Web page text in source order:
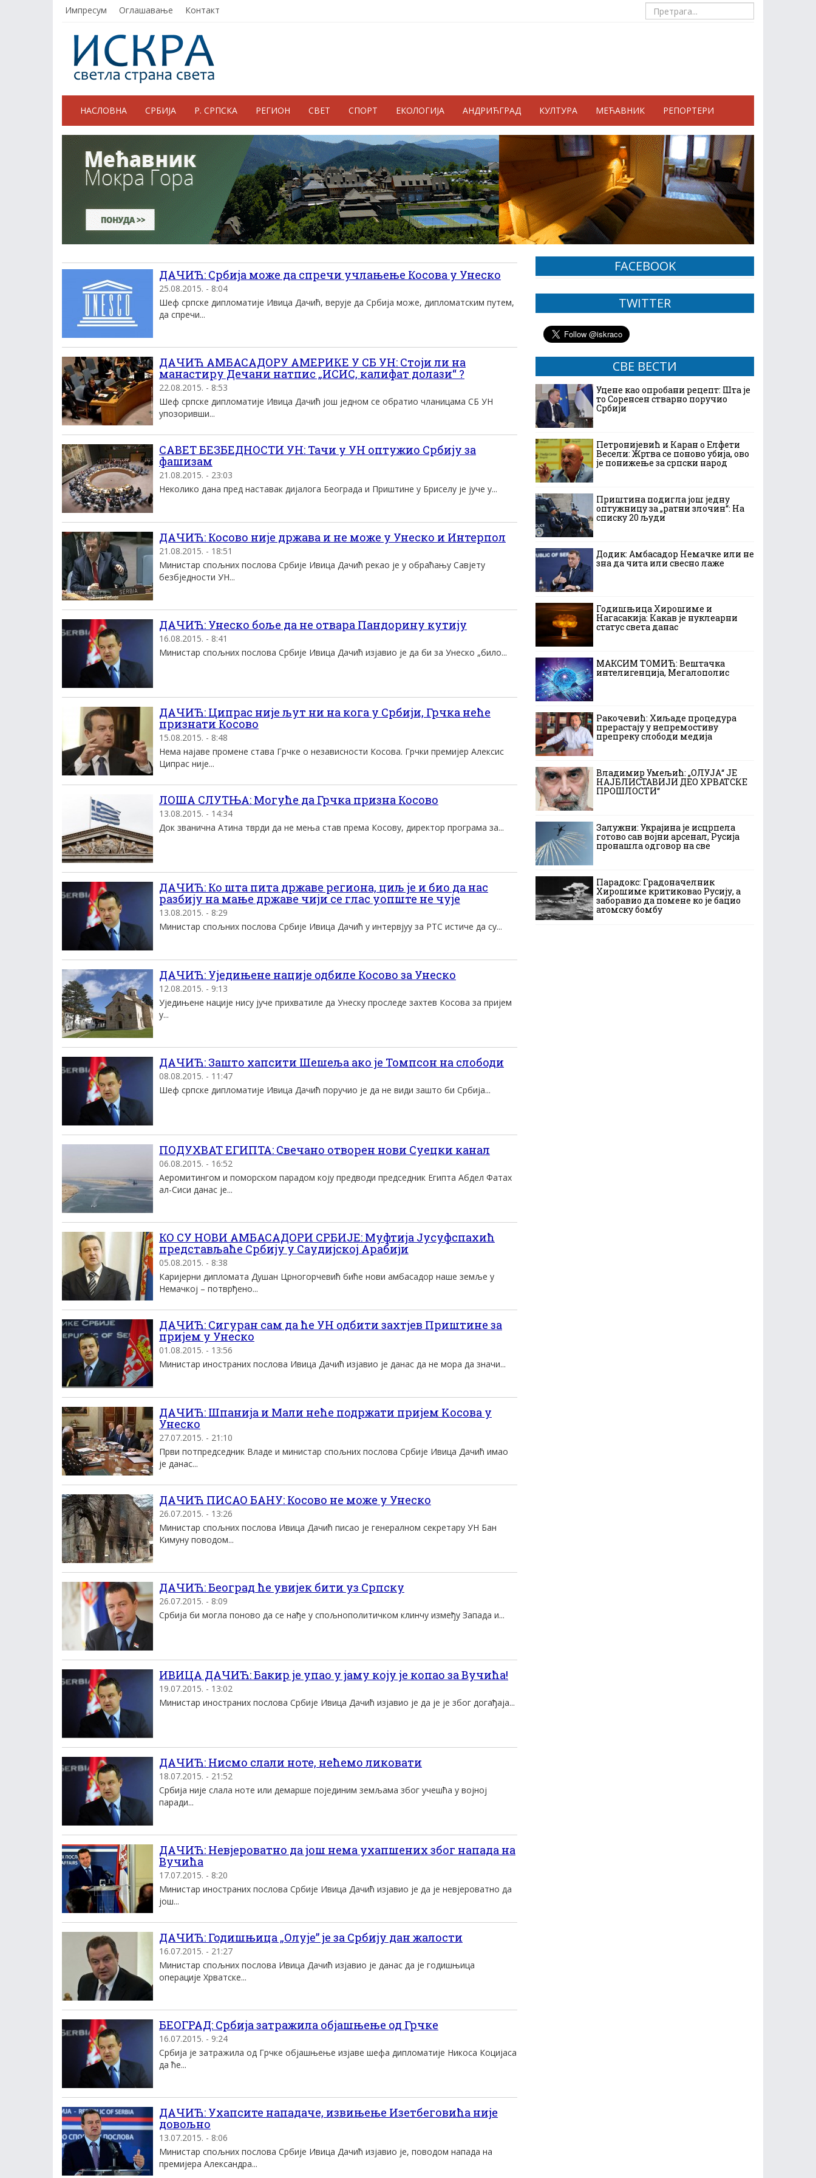
Импресум Оглашавање Контакт
НАСЛОВНА СРБИЈА Р. СРПСКА РЕГИОН СВЕТ СПОРТ ЕКОЛОГИЈА АНДРИЋГРАД КУЛТУРА МЕЋАВНИК РЕПОРТЕРИ
ДАЧИЋ: Србија може да спречи учлањење Косова у Унеско
25.08.2015. - 8:04
Шеф српске дипломатије Ивица Дачић, верује да Србија може, дипломатским путем,
да спречи...
ДАЧИЋ АМБАСАДОРУ АМЕРИКЕ У СБ УН: Стоји ли на
манастиру Дечани натпис „ИСИС, калифат долази“ ?
22.08.2015. - 8:53
Шеф српске дипломатије Ивица Дачић још једном се обратио чланицама СБ УН
упозоривши...
САВЕТ БЕЗБЕДНОСТИ УН: Тачи у УН оптужио Србију за
фашизам
21.08.2015. - 23:03
Неколико дана пред наставак дијалога Београда и Приштине у Бриселу је јуче у...
ДАЧИЋ: Косово није држава и не може у Унеско и Интерпол
21.08.2015. - 18:51
Министар спољних послова Србије Ивица Дачић рекао је у обраћању Савјету
безбједности УН...
ДАЧИЋ: Унеско боље да не отвара Пандорину кутију
16.08.2015. - 8:41
Министар спољних послова Србије Ивица Дачић изјавио је да би за Унеско „било...
ДАЧИЋ: Ципрас није љут ни на кога у Србији, Грчка неће
признати Косово
15.08.2015. - 8:48
Нема најаве промене става Грчке о независности Косова. Грчки премијер Алексис
Ципрас није...
ЛОША СЛУТЊА: Могуће да Грчка призна Косово
13.08.2015. - 14:34
Док званична Атина тврди да не мења став према Косову, директор програма за...
ДАЧИЋ: Ко шта пита државе региона, циљ је и био да нас
разбију на мање државе чији се глас уопште не чује
13.08.2015. - 8:29
Министар спољних послова Србије Ивица Дачић у интервјуу за РТС истиче да су...
ДАЧИЋ: Уједињене нације одбиле Косово за Унеско
12.08.2015. - 9:13
Уједињене нације нису јуче прихватиле да Унеску проследе захтев Косова за пријем
у...
ДАЧИЋ: Зашто хапсити Шешеља ако је Томпсон на слободи
08.08.2015. - 11:47
Шеф српске дипломатије Ивица Дачић поручио је да не види зашто би Србија...
ПОДУХВАТ ЕГИПТА: Свечано отворен нови Суецки канал
06.08.2015. - 16:52
Аеромитингом и поморском парадом коју предводи председник Египта Абдел Фатах
ал-Сиси данас је...
КО СУ НОВИ АМБАСАДОРИ СРБИЈЕ: Муфтија Јусуфспахић
представљаће Србију у Саудијској Арабији
05.08.2015. - 8:38
Каријерни дипломата Душан Црногорчевић биће нови амбасадор наше земље у
Немачкој – потврђено...
ДАЧИЋ: Сигуран сам да ће УН одбити захтјев Приштине за
пријем у Унеско
01.08.2015. - 13:56
Министар иностраних послова Ивица Дачић изјавио је данас да не мора да значи...
ДАЧИЋ: Шпаниjа и Mали неће подржати приjем Kосова у
Унеско
27.07.2015. - 21:10
Први потпредседник Владе и министар спољних послова Србиjе Ивица Дачић имао
jе данас...
ДАЧИЋ ПИСАО БАНУ: Косово не може у Унеско
26.07.2015. - 13:26
Министар спољних послова Ивица Дачић писао је генералном секретару УН Бан
Кимуну поводом...
ДАЧИЋ: Београд ће увијек бити уз Српску
26.07.2015. - 8:09
Србија би могла поново да се нађе у спољнополитичком клинчу између Запада и...
ИВИЦА ДАЧИЋ: Бакир је упао у јаму коју је копао за Вучића!
19.07.2015. - 13:02
Министар иностраних послова Србије Ивица Дачић изјавио је да је је због догађаја...
ДАЧИЋ: Нисмо слали ноте, нећемо ликовати
18.07.2015. - 21:52
Србија није слала ноте или демарше појединим земљама због учешћа у војној
паради...
ДАЧИЋ: Невјероватно да још нема ухапшених због напада на
Вучића
17.07.2015. - 8:20
Министар иностраних послова Србије Ивица Дачић изјавио је да је невјероватно да
још...
ДАЧИЋ: Годишњица „Олује” је за Србију дан жалости
16.07.2015. - 21:27
Министар спољних послова Ивица Дачић изјавио је данас да је годишњица
операције Хрватске...
БЕОГРАД: Србија затражила објашњење од Грчке
16.07.2015. - 9:24
Србија је затражила од Грчке објашњење изјаве шефа дипломатије Никоса Коцијаса
да ће...
ДАЧИЋ: Ухапсите нападаче, извињење Изетбеговића није
довољно
13.07.2015. - 8:06
Министар спољних послова Србије Ивица Дачић изјавио је, поводом напада на
премијера Александра...
FACEBOOK
TWITTER
СВЕ ВЕСТИ
Уцене као опробани рецепт: Шта је
то Соренсен стварно поручио
Србији
Петронијевић и Каран о Елфети
Весели: Жртва се поново убија, ово
је понижење за српски народ
Приштина подигла још једну
оптужницу за „ратни злочин“: На
списку 20 људи
Додик: Амбасадор Немачке или не
зна да чита или свесно лаже
Годишњица Хирошиме и
Нагасакија: Какав је нуклеарни
статус света данас
МАКСИМ ТОМИЋ: Вештачка
интелигенција, Мегалополис
Ракочевић: Хиљаде процедура
прерастају у непремостиву
препреку слободи медија
Владимир Умељић: „ОЛУЈА“ ЈЕ
НАЈБЛИСТАВИЈИ ДЕО ХРВАТСКЕ
ПРОШЛОСТИ“
Залужни: Украјина је исцрпела
готово сав војни арсенал, Русија
пронашла одговор на све
Парадокс: Градоначелник
Хирошиме критиковао Русију, а
заборавио да помене ко је бацио
атомску бомбу